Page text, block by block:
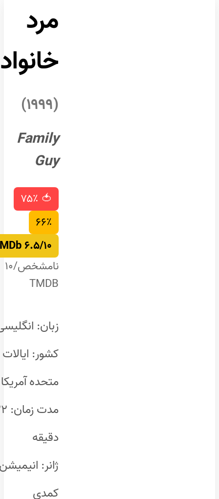
مرد
خانواده
Family
Guy
🍅 ۷۵٪
۶۶٪
۶.۵/۱۰ IMDb
نامشخص/۱۰
TMDB
زبان: انگلیسی
کشور: ایالات
متحده آمریکا
مدت زمان: ۲۲
دقیقه
ژانر: انیمیشن،
کمدی